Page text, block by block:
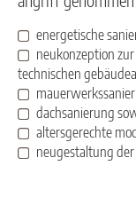
energetische
neukonzeption
technischen
dachsanierung
altersgerechte
neugestaltung